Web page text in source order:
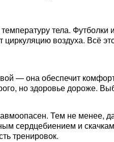
тела.
воздуха. Всё
— она обеспечит
но здоровье дороже.
Тем не
сердцебиением и
тренировок.